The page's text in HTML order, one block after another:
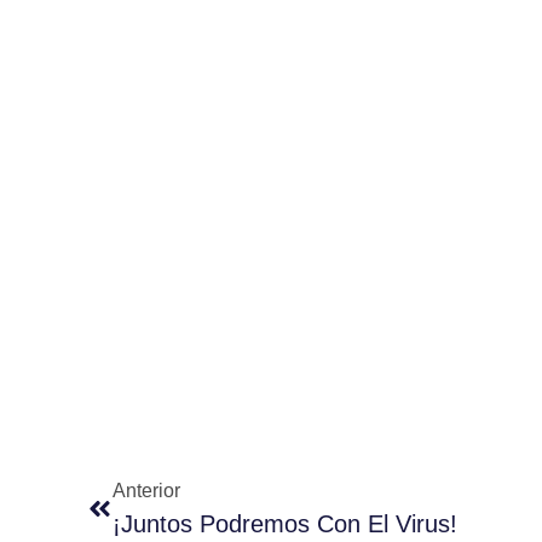
Anterior
¡Juntos Podremos Con El Virus!